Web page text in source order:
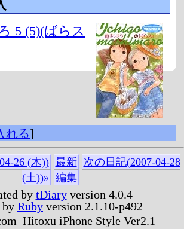
5 (5)(ばらス
れる]
26 (木)) 最新
次の日記(2007-04-28
(土))» 編集
by tDiaryversion 4.0.4
by Ruby version 2.1.10-p492